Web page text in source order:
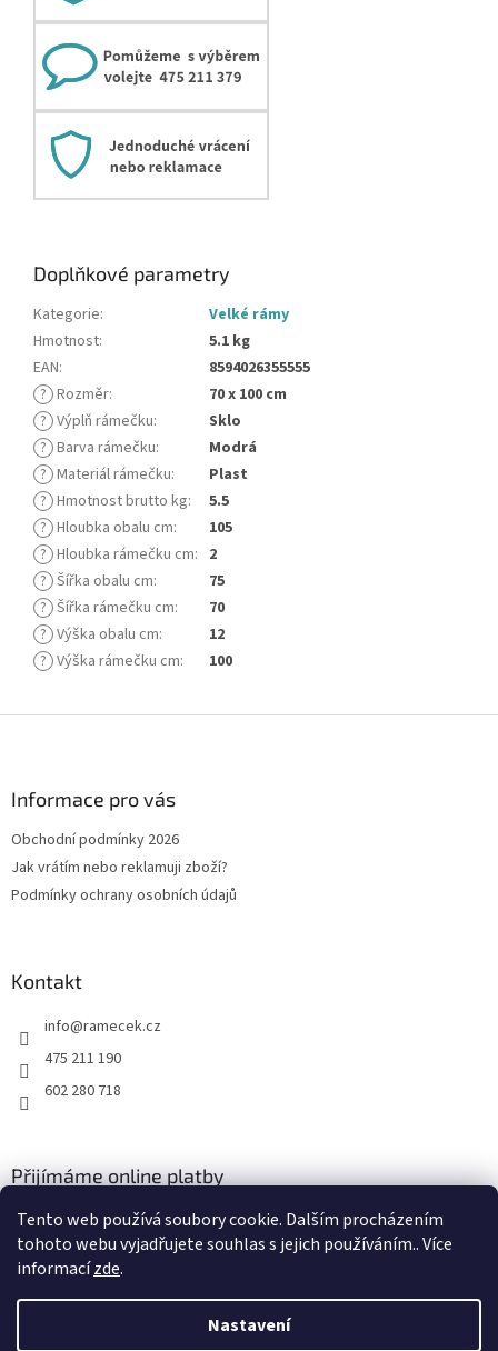
Tento web používá soubory cookie. Dalším procházením
tohoto webu vyjadřujete souhlas s jejich používáním.. Více
informacízde.
Nastavení
Doplňkové parametry
Kategorie:
Velké rámy
Hmotnost:
5.1 kg
EAN:
8594026355555
? Rozměr:
70 x 100 cm
? Výplň rámečku:
Sklo
? Barva rámečku:
Modrá
? Materiál rámečku:
Plast
? Hmotnost brutto kg:
5.5
? Hloubka obalu cm:
105
? Hloubka rámečku cm: 2
? Šířka obalu cm:
75
? Šířka rámečku cm:
70
? Výška obalu cm:
12
? Výška rámečku cm: 100
Informace pro vás
Obchodní podmínky 2026
Jak vrátím nebo reklamuji zboží?
Podmínky ochrany osobních údajů
Kontakt
info@ramecek.cz
475 211 190
602 280 718
Přijímáme online platby
Vytvořil Shoptet